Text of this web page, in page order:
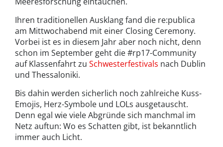
Ihren traditionellen Ausklang fand die re:publica
am Mittwochabend mit einer Closing Ceremony.
Vorbei ist es in diesem Jahr aber noch nicht, denn
schon im September geht die #rp17-Community
auf Klassenfahrt zu Schwesterfestivals nach Dublin
und Thessaloniki.
Bis dahin werden sicherlich noch zahlreiche Kuss-
Emojis, Herz-Symbole und LOLs ausgetauscht.
Denn egal wie viele Abgründe sich manchmal im
Netz auftun: Wo es Schatten gibt, ist bekanntlich
immer auch Licht.